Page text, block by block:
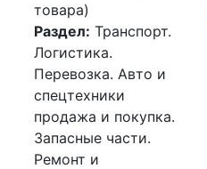
товара)
Раздел: Транспорт.
Логистика.
Перевозка. Авто и
спецтехники
продажа и покупка.
Запасные части.
Ремонт и